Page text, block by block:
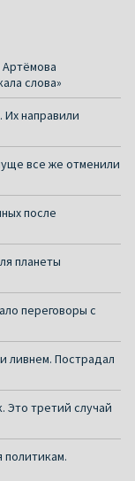
Артёмова
слова»
направили
все же отменили
после
планеты
переговоры с
ливнем. Пострадал
Это третий случай
политикам.